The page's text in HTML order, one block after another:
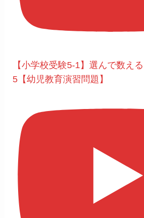
【小学校受験5-1】選んで数え
5【幼児教育演習問題】